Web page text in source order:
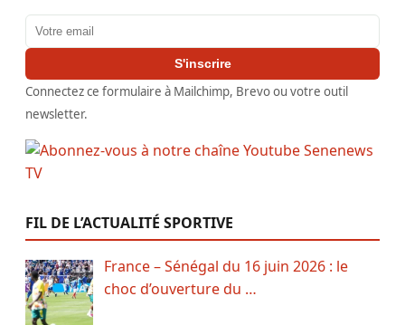
Adresse email
S'inscrire
Connectez ce formulaire à Mailchimp, Brevo ou votre outil
newsletter.
FIL DE L’ACTUALITÉ SPORTIVE
France – Sénégal du 16 juin 2026 : le
choc d’ouverture du …